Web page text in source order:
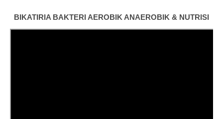
BIKATIRIA BAKTERI AEROBIK ANAEROBIK & NUTRISI